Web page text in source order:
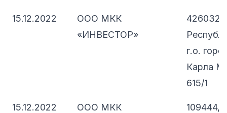
15.12.2022
ООО МКК
«ИНВЕСТОР»
426032,
г.о.
Карла
615/1
15.12.2022
ООО МКК
109444,